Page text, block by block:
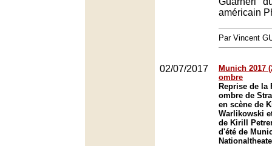
américain
Par Vincent
02/07/2017
Munich 2017
ombre
Reprise de la
ombre de
en scène de
Warlikowski
de Kirill
d'été de